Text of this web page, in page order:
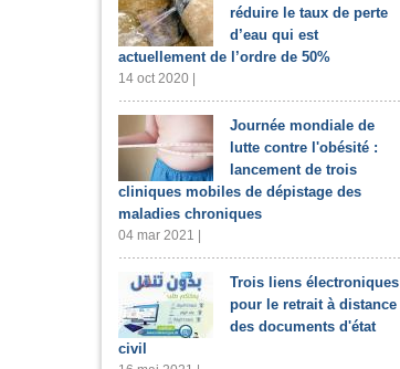
réduire le taux de perte
d’eau qui est
actuellement de l’ordre de 50%
14 oct 2020 |
Journée mondiale de
lutte contre l'obésité :
lancement de trois
cliniques mobiles de dépistage des
maladies chroniques
04 mar 2021 |
Trois liens électroniques
pour le retrait à distance
des documents d'état
civil